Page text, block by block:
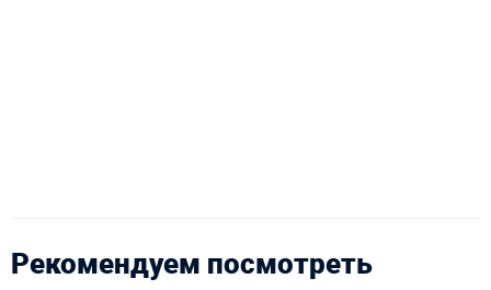
Рекомендуем посмотреть